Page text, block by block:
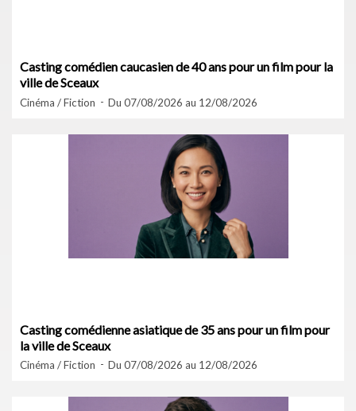
Casting comédien caucasien de 40 ans pour un film pour la
ville de Sceaux
Cinéma / Fiction Du 07/08/2026 au 12/08/2026
Casting comédienne asiatique de 35 ans pour un film pour
la ville de Sceaux
Cinéma / Fiction Du 07/08/2026 au 12/08/2026